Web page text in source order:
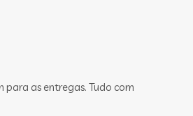
para as entregas. Tudo com